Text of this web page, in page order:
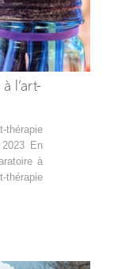
l’art-
En
à
thérapie